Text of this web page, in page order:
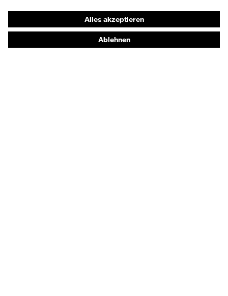
Shops
Online-Shop für B2B-Kunden
Online-Shop für Personaldienstleister